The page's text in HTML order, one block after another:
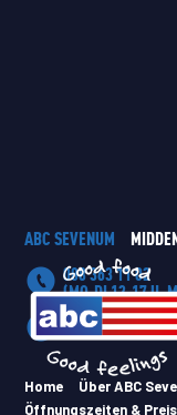
ABC SEVENUM
088 363 11 02
(MO-DI 12-17 U,
ABC HAPPENINGS
Home Über ABC
Öffnungszeiten &